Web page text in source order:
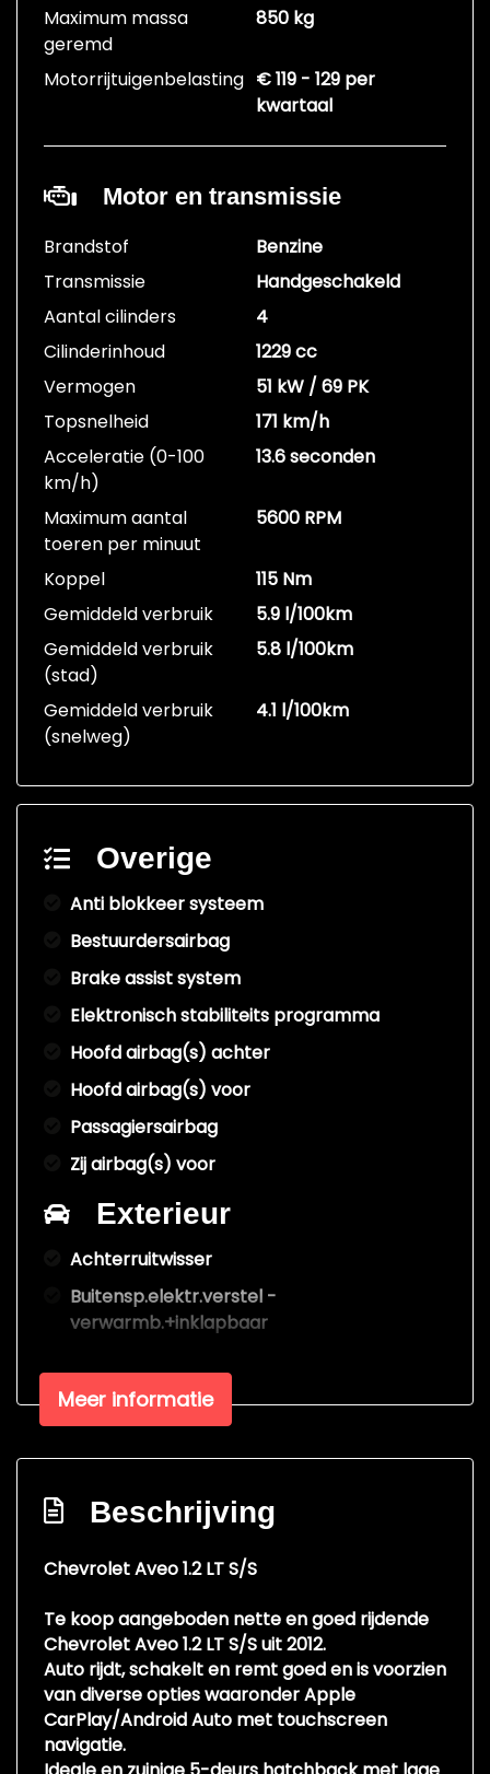
Maximum massa
geremd
850 kg
Motorrijtuigenbelasting € 119 - 129 per
kwartaal
Motor en transmissie
Brandstof
Benzine
Transmissie
Handgeschakeld
Aantal cilinders
4
Cilinderinhoud
1229 cc
Vermogen
51 kW / 69 PK
Topsnelheid
171 km/h
Acceleratie (0-100
km/h)
13.6 seconden
Maximum aantal
toeren per minuut
5600 RPM
Koppel
115 Nm
Gemiddeld verbruik
5.9 l/100km
Gemiddeld verbruik
(stad)
5.8 l/100km
Gemiddeld verbruik
(snelweg)
4.1 l/100km
Overige
Anti blokkeer systeem
Bestuurdersairbag
Brake assist system
Elektronisch stabiliteits programma
Hoofd airbag(s) achter
Hoofd airbag(s) voor
Passagiersairbag
Zij airbag(s) voor
Exterieur
Achterruitwisser
Buitensp.elektr.verstel -
verwarmb.+inklapbaar
Centrale vergrendeling met
afstandsbediening
Extra getint glas achter
Lichtmetalen velgen 15"
Armsteun voor
Elektrische ramen achter
Elektrische ramen voor
Stuur verstelbaar
Meer informatie
Beschrijving
Chevrolet Aveo 1.2 LT S/S
Te koop aangeboden nette en goed rijdende
Chevrolet Aveo 1.2 LT S/S uit 2012.
Auto rijdt, schakelt en remt goed en is voorzien
van diverse opties waaronder Apple
CarPlay/Android Auto met touchscreen
navigatie.